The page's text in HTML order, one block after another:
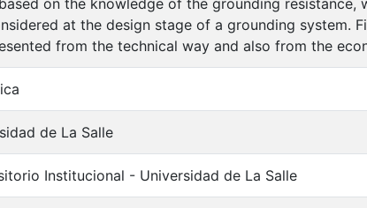
at the design stage of a grounding system.
from the technical way and also from the
de La Salle
Institucional - Universidad de La Salle